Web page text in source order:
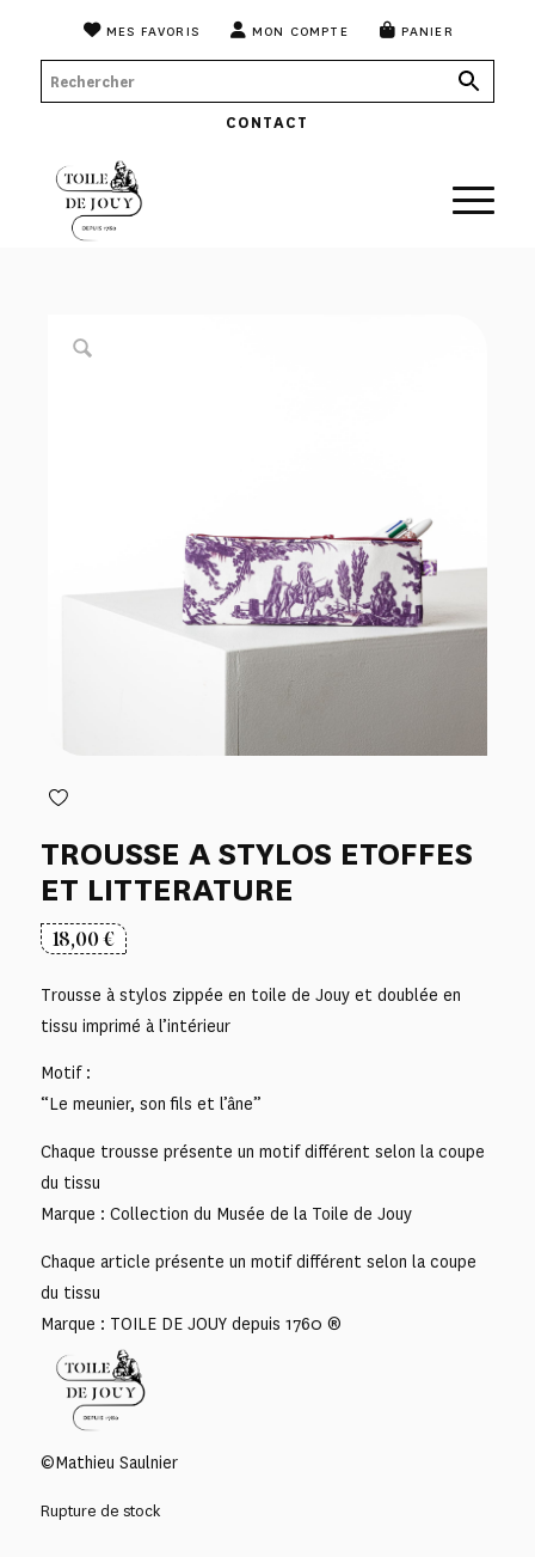
MES FAVORIS MON COMPTE PANIER
CONTACT
TROUSSE A STYLOS ETOFFES
ET LITTERATURE
18,00€
Trousse à stylos zippée en toile de Jouy et doublée en
tissu imprimé à l’intérieur
Motif :
“Le meunier, son fils et l’âne”
Chaque trousse présente un motif différent selon la coupe
du tissu
Marque : Collection du Musée de la Toile de Jouy
Chaque article présente un motif différent selon la coupe
du tissu
Marque : TOILE DE JOUY depuis 1760 ®
©Mathieu Saulnier
Rupture de stock